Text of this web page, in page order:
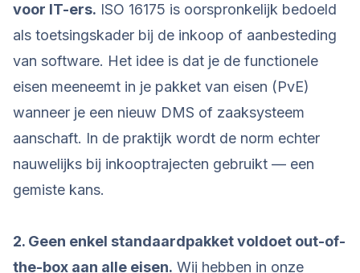
voor IT-ers. ISO 16175 is oorspronkelijk bedoeld
als toetsingskader bij de inkoop of aanbesteding
van software. Het idee is dat je de functionele
eisen meeneemt in je pakket van eisen (PvE)
wanneer je een nieuw DMS of zaaksysteem
aanschaft. In de praktijk wordt de norm echter
nauwelijks bij inkooptrajecten gebruikt — een
gemiste kans.
2. Geen enkel standaardpakket voldoet out-of-
the-box aan alle eisen. Wij hebben in onze